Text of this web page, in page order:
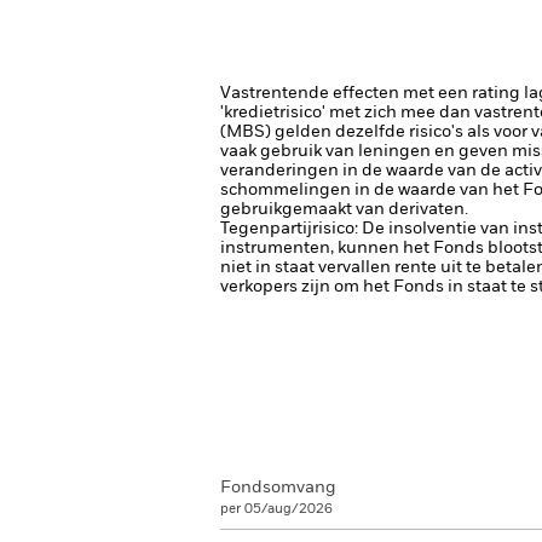
Vastrentende effecten met een rating
'kredietrisico' met zich mee dan
(MBS) gelden dezelfde risico's als
vaak gebruik van leningen en geven
veranderingen in de waarde van de
schommelingen in de waarde van het
gebruikgemaakt van derivaten.
Tegenpartijrisico: De insolventie van
instrumenten, kunnen het Fonds
niet in staat vervallen rente uit te
verkopers zijn om het Fonds in staat te
Fondsomvang
per 05/aug/2026